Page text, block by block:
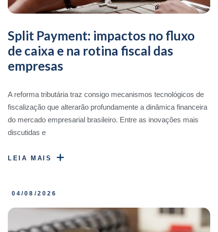
Split Payment: impactos no fluxo
de caixa e na rotina fiscal das
empresas
A reforma tributária traz consigo mecanismos tecnológicos de
fiscalização que alterarão profundamente a dinâmica financeira
do mercado empresarial brasileiro. Entre as inovações mais
discutidas e
LEIA MAIS
04/08/2026